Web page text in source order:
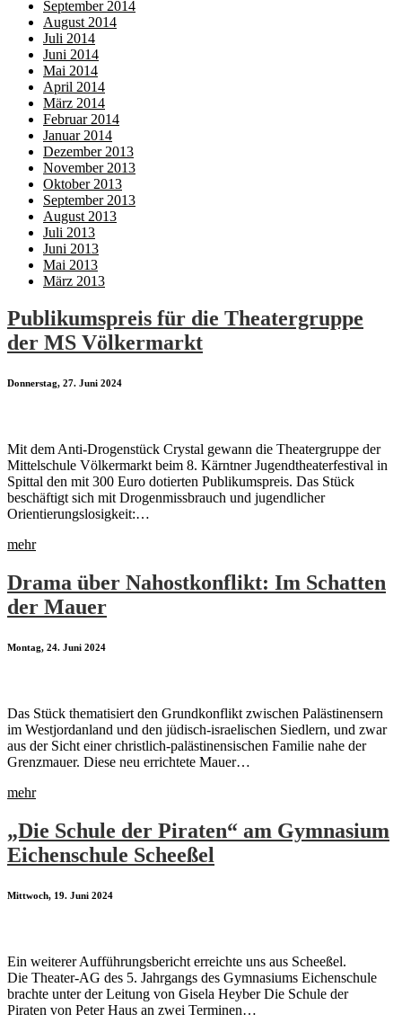
September 2014
August 2014
Juli 2014
Juni 2014
Mai 2014
April 2014
März 2014
Februar 2014
Januar 2014
Dezember 2013
November 2013
Oktober 2013
September 2013
August 2013
Juli 2013
Juni 2013
Mai 2013
März 2013
Publikumspreis für die Theatergruppe
der MS Völkermarkt
Donnerstag, 27. Juni 2024
Mit dem Anti-Drogenstück Crystal gewann die Theatergruppe der
Mittelschule Völkermarkt beim 8. Kärntner Jugendtheaterfestival in
Spittal den mit 300 Euro dotierten Publikumspreis. Das Stück
beschäftigt sich mit Drogenmissbrauch und jugendlicher
Orientierungslosigkeit:…
mehr
Drama über Nahostkonflikt: Im Schatten
der Mauer
Montag, 24. Juni 2024
Das Stück thematisiert den Grundkonflikt zwischen Palästinensern
im Westjordanland und den jüdisch-israelischen Siedlern, und zwar
aus der Sicht einer christlich-palästinensischen Familie nahe der
Grenzmauer. Diese neu errichtete Mauer…
mehr
„Die Schule der Piraten“ am Gymnasium
Eichenschule Scheeßel
Mittwoch, 19. Juni 2024
Ein weiterer Aufführungsbericht erreichte uns aus Scheeßel.
Die Theater-AG des 5. Jahrgangs des Gymnasiums Eichenschule
brachte unter der Leitung von Gisela Heyber Die Schule der
Piraten von Peter Haus an zwei Terminen…